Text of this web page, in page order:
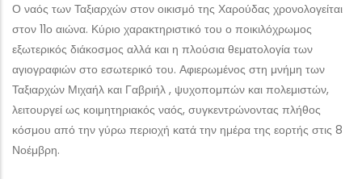
Ο ναός των Ταξιαρχών στον οικισμό της Χαρούδας χρονολογείται
στον 11ο αιώνα. Κύριο χαρακτηριστικό του ο ποικιλόχρωμος
εξωτερικός διάκοσμος αλλά και η πλούσια θεματολογία των
αγιογραφιών στο εσωτερικό του. Αφιερωμένος στη μνήμη των
Ταξιαρχών Μιχαήλ και Γαβριήλ , ψυχοπομπών και πολεμιστών,
λειτουργεί ως κοιμητηριακός ναός, συγκεντρώνοντας πλήθος
κόσμου από την γύρω περιοχή κατά την ημέρα της εορτής στις 8
Νοέμβρη.